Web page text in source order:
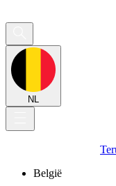
NL
België